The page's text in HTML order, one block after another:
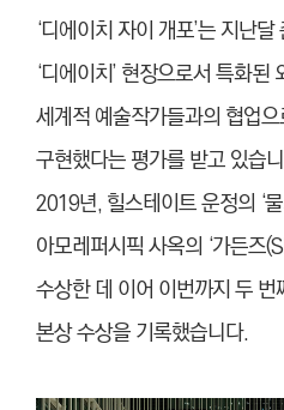
‘디에이치 자이 개포’는 지난
‘디에이치’ 현장으로서 특화
세계적 예술작가들과의 협업
구현했다는 평가를 받고 있습
2019년, 힐스테이트 운정의 ‘
아모레퍼시픽 사옥의 ‘가든즈
수상한 데 이어 이번까지 두 번
본상 수상을 기록했습니다.